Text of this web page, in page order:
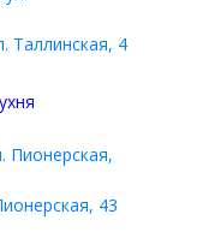
Таллинская, 4
43